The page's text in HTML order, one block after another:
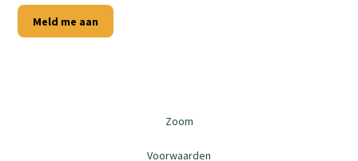
Meld me aan
Zoom
Voorwaarden